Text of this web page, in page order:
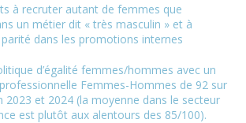
à recruter autant de femmes que
un métier dit « très masculin » et à
dans les promotions internes
d’égalité femmes/hommes avec un
Femmes-Hommes de 92 sur
2023 et 2024 (la moyenne dans le secteur
est plutôt aux alentours des 85/100).